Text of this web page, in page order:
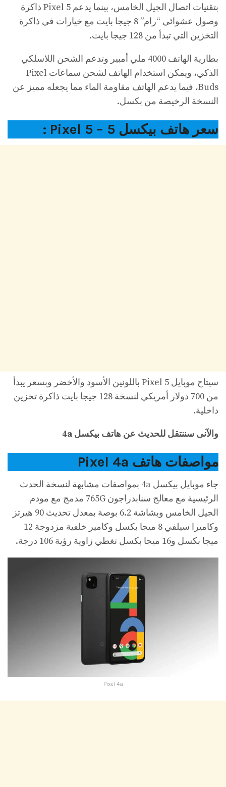
بتقنيات اتصال الجيل الخامس، بينما يدعم Pixel 5 ذاكرة
وصول عشوائي “رام” 8 جيجا بايت مع خيارات في ذاكرة
التخزين التي تبدأ من 128 جيجا بايت.
بطارية الهاتف 4000 ملي أمبير وتدعم الشحن اللاسلكي
الذكي، ويمكن استخدام الهاتف لشحن سماعات Pixel
Buds، فيما يدعم الهاتف مقاومة الماء مما يجعله مميز عن
النسخة الرخيصة من بكسل.
سعر هاتف بيكسل 5 – Pixel 5 :
سيتاح موبايل Pixel 5 باللونين الأسود والأخضر وبسعر يبدأ
من 700 دولار أمريكي لنسخة 128 جيجا بايت ذاكرة تخزين
داخلية.
والآنى سننتقل للحديث عن هاتف بيكسل 4a
مواصفات هاتف Pixel 4a
جاء موبايل بيكسل 4a بمواصفات مشابهة لنسخة الحدث
الرئيسية مع معالج سنابدراجون 765G مدمج مع مودم
الجيل الخامس وبشاشة 6.2 بوصة بمعدل تحديث 90 هيرتز
وكاميرا سيلفي 8 ميجا بكسل وكامير خلفية مزدوجة 12
ميجا بكسل و16 ميجا بكسل تغطي زاوية رؤية 106 درجة.
Pixel 4a